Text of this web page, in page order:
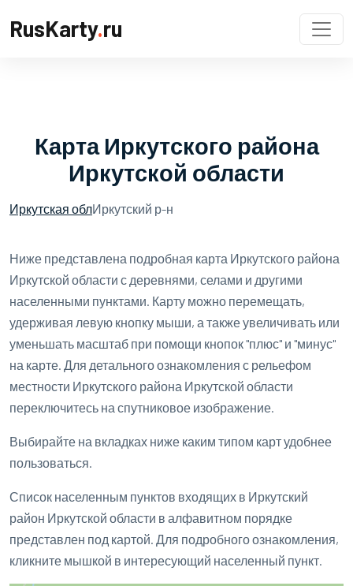
RusKarty.ru
Карта Иркутского района
Иркутской области
Иркутская облИркутский р-н
Ниже представлена подробная карта Иркутского района
Иркутской области с деревнями, селами и другими
населенными пунктами. Карту можно перемещать,
удерживая левую кнопку мыши, а также увеличивать или
уменьшать масштаб при помощи кнопок "плюс" и "минус"
на карте. Для детального ознакомления с рельефом
местности Иркутского района Иркутской области
переключитесь на спутниковое изображение.
Выбирайте на вкладках ниже каким типом карт удобнее
пользоваться.
Список населенным пунктов входящих в Иркутский
район Иркутской области в алфавитном порядке
представлен под картой. Для подробного ознакомления,
кликните мышкой в интересующий населенный пункт.